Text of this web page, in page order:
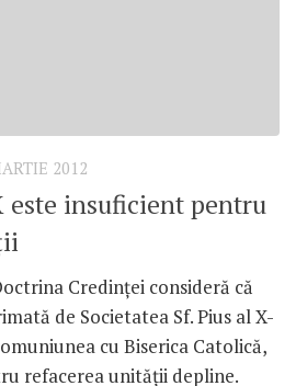
2012
este insuficient pentru
Credinţei consideră că
de Societatea Sf. Pius al X-
cu Biserica Catolică,
refacerea unităţii depline.